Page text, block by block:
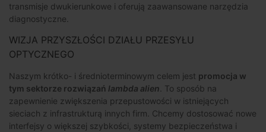
transmisje dwukierunkowe i oferują zaawansowane narzędzia
diagnostyczne.
WIZJA PRZYSZŁOŚCI DZIAŁU PRZESYŁU
OPTYCZNEGO
Naszym krótko- i średnioterminowym celem jest promocja w
tym sektorze rozwiązań lambda alien . To sposób na
zapewnienie zwiększenia przepustowości w istniejących
sieciach z infrastrukturą innych firm. Chcemy dostosować nowe
interfejsy o większej szybkości, systemy bezpieczeństwa i